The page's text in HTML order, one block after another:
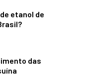
etanol de
das